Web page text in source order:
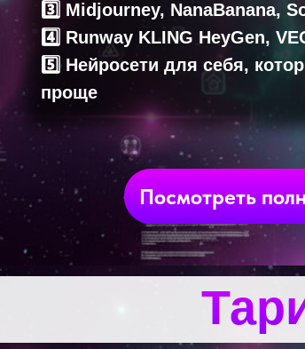
3️⃣ Midjourney, NanaBanana,
4️⃣ Runway KLING HeyGen,
5️⃣ Нейросети для себя,
проще
Посмотреть